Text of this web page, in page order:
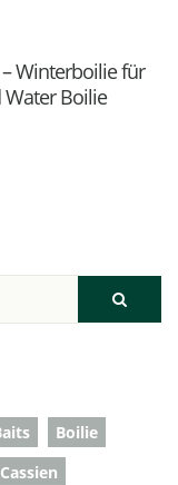
Winterboilie für
Boilie
Boilie
Cassien